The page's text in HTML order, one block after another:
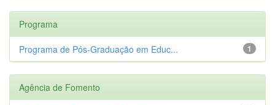
Programa
1
Programa de Pós-Graduação em Educ...
Agência de Fomento